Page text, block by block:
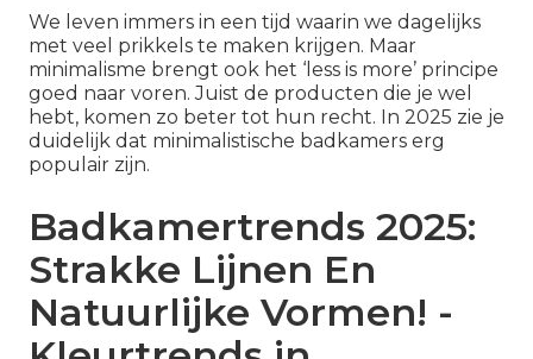
We leven immers in een tijd waarin we dagelijks
met veel prikkels te maken krijgen. Maar
minimalisme brengt ook het ‘less is more’ principe
goed naar voren. Juist de producten die je wel
hebt, komen zo beter tot hun recht. In 2025 zie je
duidelijk dat minimalistische badkamers erg
populair zijn.
Badkamertrends 2025:
Strakke Lijnen En
Natuurlijke Vormen! -